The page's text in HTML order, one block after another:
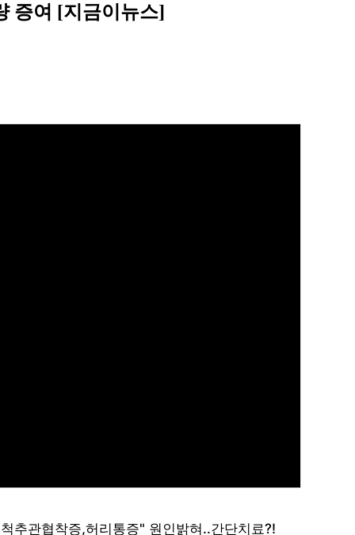
증여 [지금이뉴스]